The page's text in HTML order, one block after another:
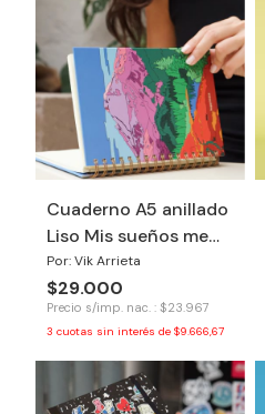
Cuaderno A5 anillado
Liso Mis sueños me
necesitan
Por: Vik Arrieta
$29.000
Precio s/imp. nac. : $23.967
3 cuotas sin interés de $9.666,67